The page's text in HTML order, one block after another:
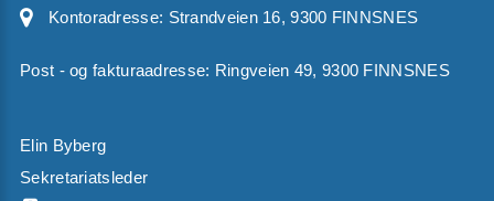
Kontoradresse: Strandveien 16, 9300 FINNSNES
Post - og fakturaadresse: Ringveien 49, 9300 FINNSNES
Elin Byberg
Sekretariatsleder